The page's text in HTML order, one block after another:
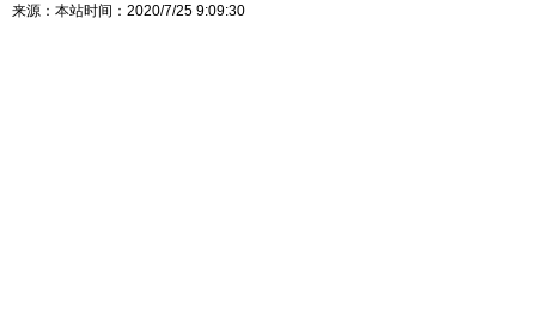
来源：本站时间：2020/7/25 9:09:30